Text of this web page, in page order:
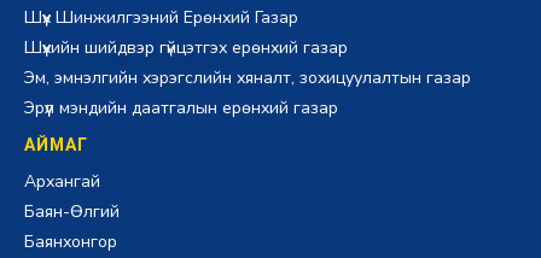
Шүүх Шинжилгээний Ерөнхий Газар
Шүүхийн шийдвэр гүйцэтгэх ерөнхий газар
Эм, эмнэлгийн хэрэгслийн хяналт, зохицуулалтын газар
Эрүүл мэндийн даатгалын ерөнхий газар
АЙМАГ
Архангай
Баян-Өлгий
Баянхонгор